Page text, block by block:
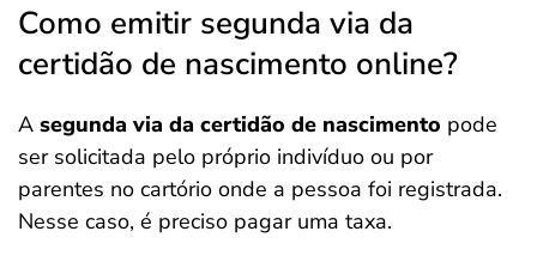
Como emitir segunda via da
certidão de nascimento online?
A segunda via da certidão de nascimento pode
ser solicitada pelo próprio indivíduo ou por
parentes no cartório onde a pessoa foi registrada.
Nesse caso, é preciso pagar uma taxa.